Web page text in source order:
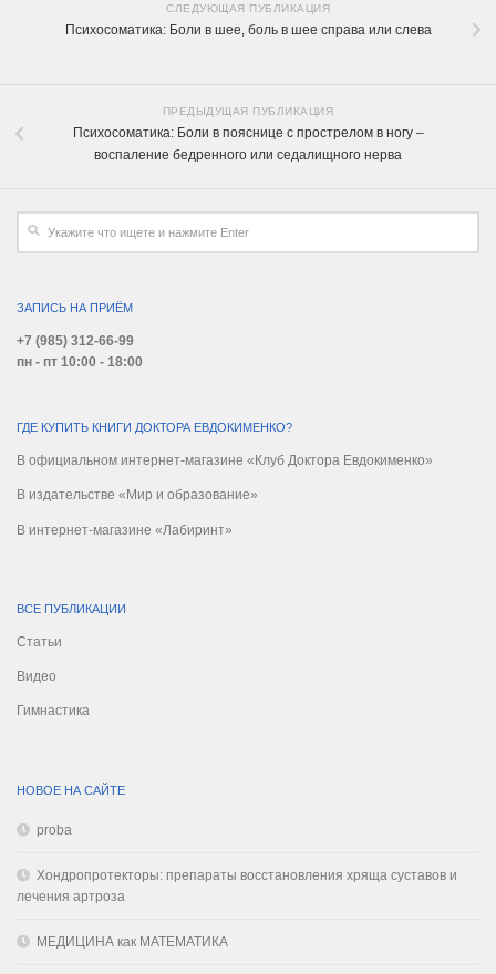
СЛЕДУЮЩАЯ ПУБЛИКАЦИЯ
Психосоматика: Боли в шее, боль в шее справа или слева
ПРЕДЫДУЩАЯ ПУБЛИКАЦИЯ
Психосоматика: Боли в пояснице с прострелом в ногу –
воспаление бедренного или седалищного нерва
ЗАПИСЬ НА ПРИЁМ
+7 (985) 312-66-99
пн - пт 10:00 - 18:00
ГДЕ КУПИТЬ КНИГИ ДОКТОРА ЕВДОКИМЕНКО?
В официальном интернет-магазине «Клуб Доктора Евдокименко»
В издательстве «Мир и образование»
В интернет-магазине «Лабиринт»
ВСЕ ПУБЛИКАЦИИ
Статьи
Видео
Гимнастика
НОВОЕ НА САЙТЕ
proba
Хондропротекторы: препараты восстановления хряща суставов и
лечения артроза
МЕДИЦИНА как МАТЕМАТИКА